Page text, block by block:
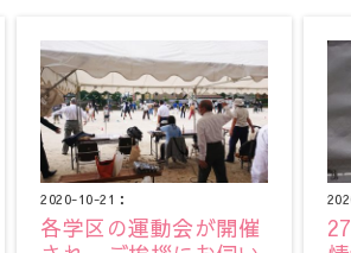
2020-10-21：
各学区の運動会が開催